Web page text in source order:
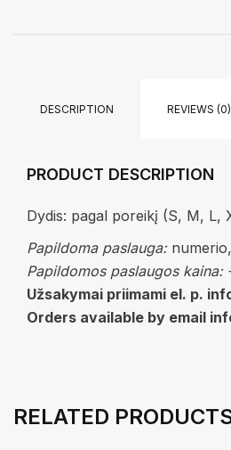
DESCRIPTION REVIEWS (0)
PRODUCT DESCRIPTION
Dydis: pagal poreikį (S, M, L,
Papildoma paslauga:
Papildomos paslaugos kaina:
Užsakymai priimami el. p.
Orders available by email
RELATED